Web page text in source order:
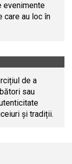
evenimente
care au loc în
de a
sau
și tradiții.